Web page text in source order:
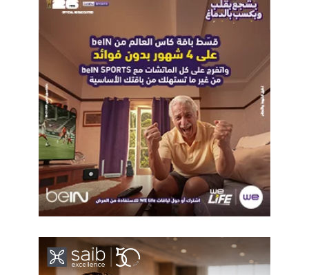
المعلومات، وعدد من الوزراء، والسفراء، وكبار المسؤولين
الحكوميين، وقيادات الشركات العالمية، ومسئولي وممثلي منظمات
المجتمع المدني، والمنظمات الدولية، وأكاديميين من مختلف دول
وفي سياق متصل؛ افتتح المهندس رأفت هندي و دورين بوجدان
مارتن المعرض المصاحب للمنتدى والذي يسلط الضوء على
المبادرات والشراكات التي تعزِز التنمية الرقمية الشاملة.
الجدير بالذكر أن منتدى القمة العالمية لمجتمع المعلومات قد رسخ
مكانته كمركز عالمي للابتكار، والاتجاهات الناشئة، والمناقشات
الاستشرافية. فيما تسلط دورة هذا العام الضوء على أهمية تضافر
جهود كافة اصحاب المصلحة في سبيل تطوير المجتمع الرقمى من
خلال دعم تطوير البنية التحتية الرقمية، والشمول الرقمي، والأمن
المتعلقة بالمخاطر الناشئة، مثل تحديات السلامة على الإنترنت،
والمعلومات المضللة، ومخاوف إدارة البيانات، واتساع الفجوة